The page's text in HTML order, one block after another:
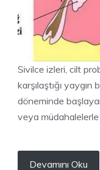
Sivilce izleri, cilt
karşılaştığı
döneminde
veya
Devamını Oku